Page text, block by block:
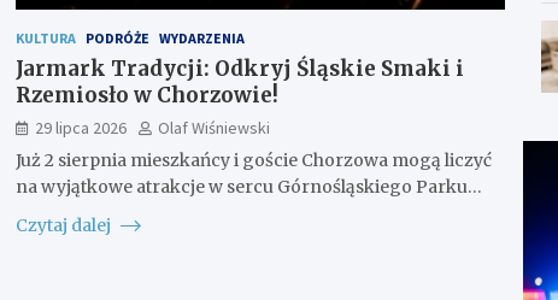
KULTURA PODRÓŻE WYDARZENIA
Jarmark Tradycji: Odkryj Śląskie Smaki i
Rzemiosło w Chorzowie!
29 lipca 2026
Olaf Wiśniewski
Już 2 sierpnia mieszkańcy i goście Chorzowa mogą liczyć
na wyjątkowe atrakcje w sercu Górnośląskiego Parku…
Czytaj dalej